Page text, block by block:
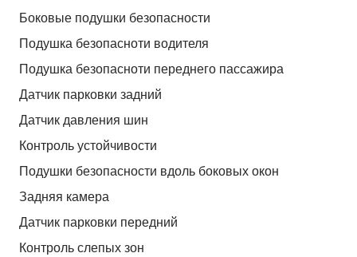
Боковые подушки безопасности
Подушка безопасноти водителя
Подушка безопасноти переднего пассажира
Датчик парковки задний
Датчик давления шин
Контроль устойчивости
Подушки безопасности вдоль боковых окон
Задняя камера
Датчик парковки передний
Контроль слепых зон